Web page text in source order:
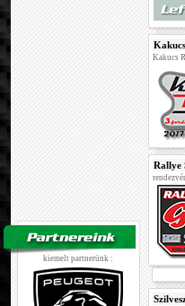
kiemelt partnerünk :
Kakucs
Rallye